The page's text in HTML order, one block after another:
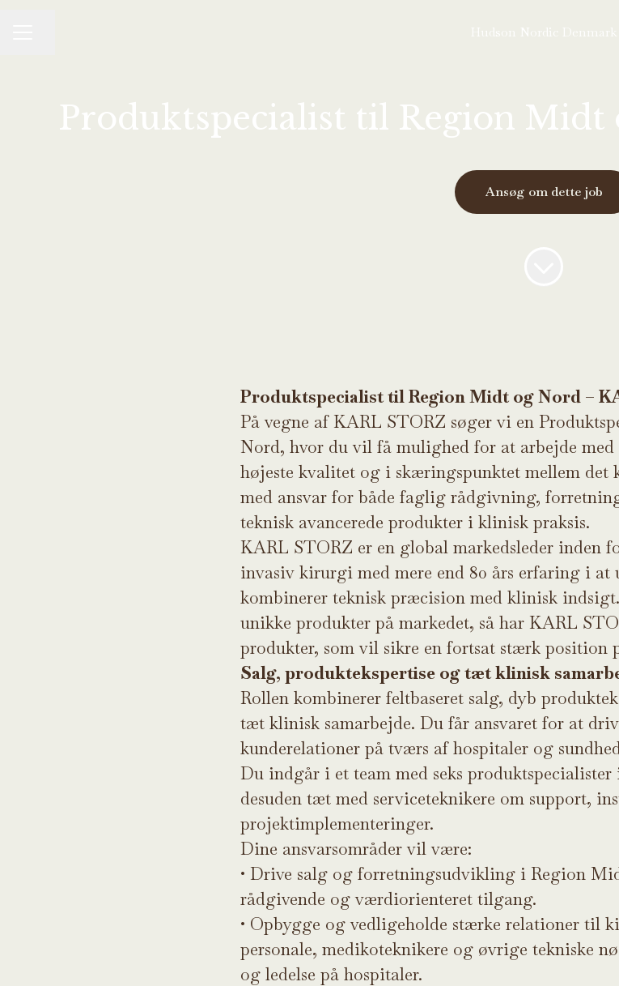
Hudson Nordic Denmark
Produktspecialist til Region Midt
Ansøg om dette job
Produktspecialist til Region Midt og Nord –
På vegne af KARL STORZ søger vi en
Nord, hvor du vil få mulighed for at arbejde
højeste kvalitet og i skæringspunktet mellem det
med ansvar for både faglig rådgivning,
teknisk avancerede produkter i klinisk praksis.
KARL STORZ er en global markedsleder inden
invasiv kirurgi med mere end 80 års erfaring i at
kombinerer teknisk præcision med klinisk
unikke produkter på markedet, så har KARL
produkter, som vil sikre en fortsat stærk position
Salg, produktekspertise og tæt klinisk
Rollen kombinerer feltbaseret salg, dyb
tæt klinisk samarbejde. Du får ansvaret for at
kunderelationer på tværs af hospitaler og
Du indgår i et team med seks
desuden tæt med serviceteknikere om support,
projektimplementeringer.
Dine ansvarsområder vil være:
• Drive salg og forretningsudvikling i Region
rådgivende og værdiorienteret tilgang.
• Opbygge og vedligeholde stærke relationer til
personale, medikoteknikere og øvrige tekniske
og ledelse på hospitaler.